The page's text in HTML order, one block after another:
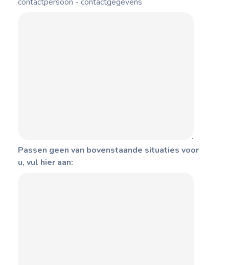
Passen geen van bovenstaande situaties voor
u, vul hier aan: